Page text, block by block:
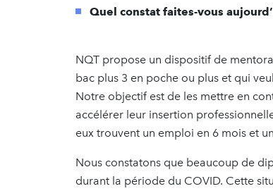
Quel constat faites-vous
NQT propose un dispositif de
bac plus 3 en poche ou plus et qui
Notre objectif est de les mettre en
accélérer leur insertion
eux trouvent un emploi en 6 mois et
Nous constatons que beaucoup de
durant la période du COVID. Cette